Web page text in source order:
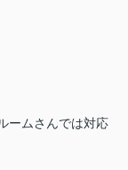
ームさんでは対応